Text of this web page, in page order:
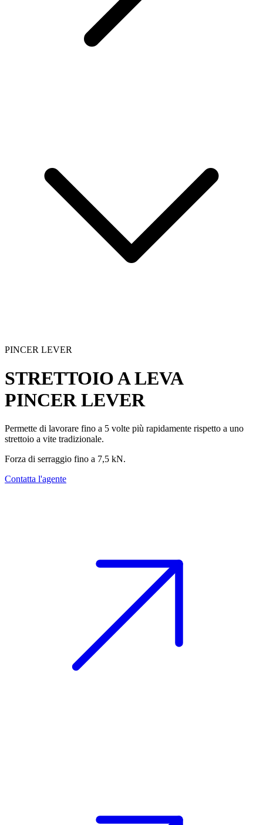
PINCER LEVER
STRETTOIO A LEVA
PINCER LEVER
Permette di lavorare fino a 5 volte più rapidamente rispetto a uno
strettoio a vite tradizionale.
Forza di serraggio fino a 7,5 kN.
Contatta l'agente